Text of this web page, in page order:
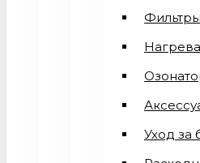
Уход за